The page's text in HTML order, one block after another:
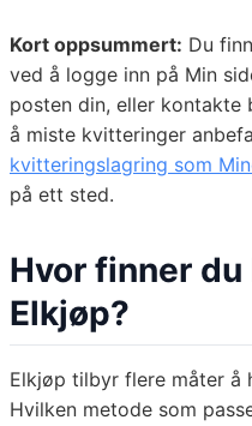
Kort oppsummert: Du
ved å logge inn på Min
posten din, eller kontakte
å miste kvitteringer
kvitteringslagring som
på ett sted.
Hvor finner
Elkjøp?
Elkjøp tilbyr flere måter å
Hvilken metode som